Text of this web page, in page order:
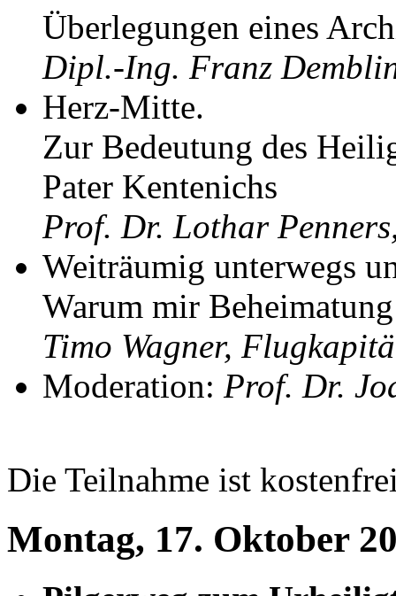
Überlegungen eines
Dipl.-Ing. Franz
Herz-Mitte.
Zur Bedeutung des
Pater Kentenichs
Prof. Dr. Lothar
Weiträumig unterwegs
Warum mir
Timo Wagner,
Moderation: Prof. Dr.
Die Teilnahme ist
Montag, 17. Oktober